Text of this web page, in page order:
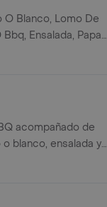
Blanco, Lomo De
Ensalada, Papas
acompañado de
blanco, ensalada y
o yuca frita.